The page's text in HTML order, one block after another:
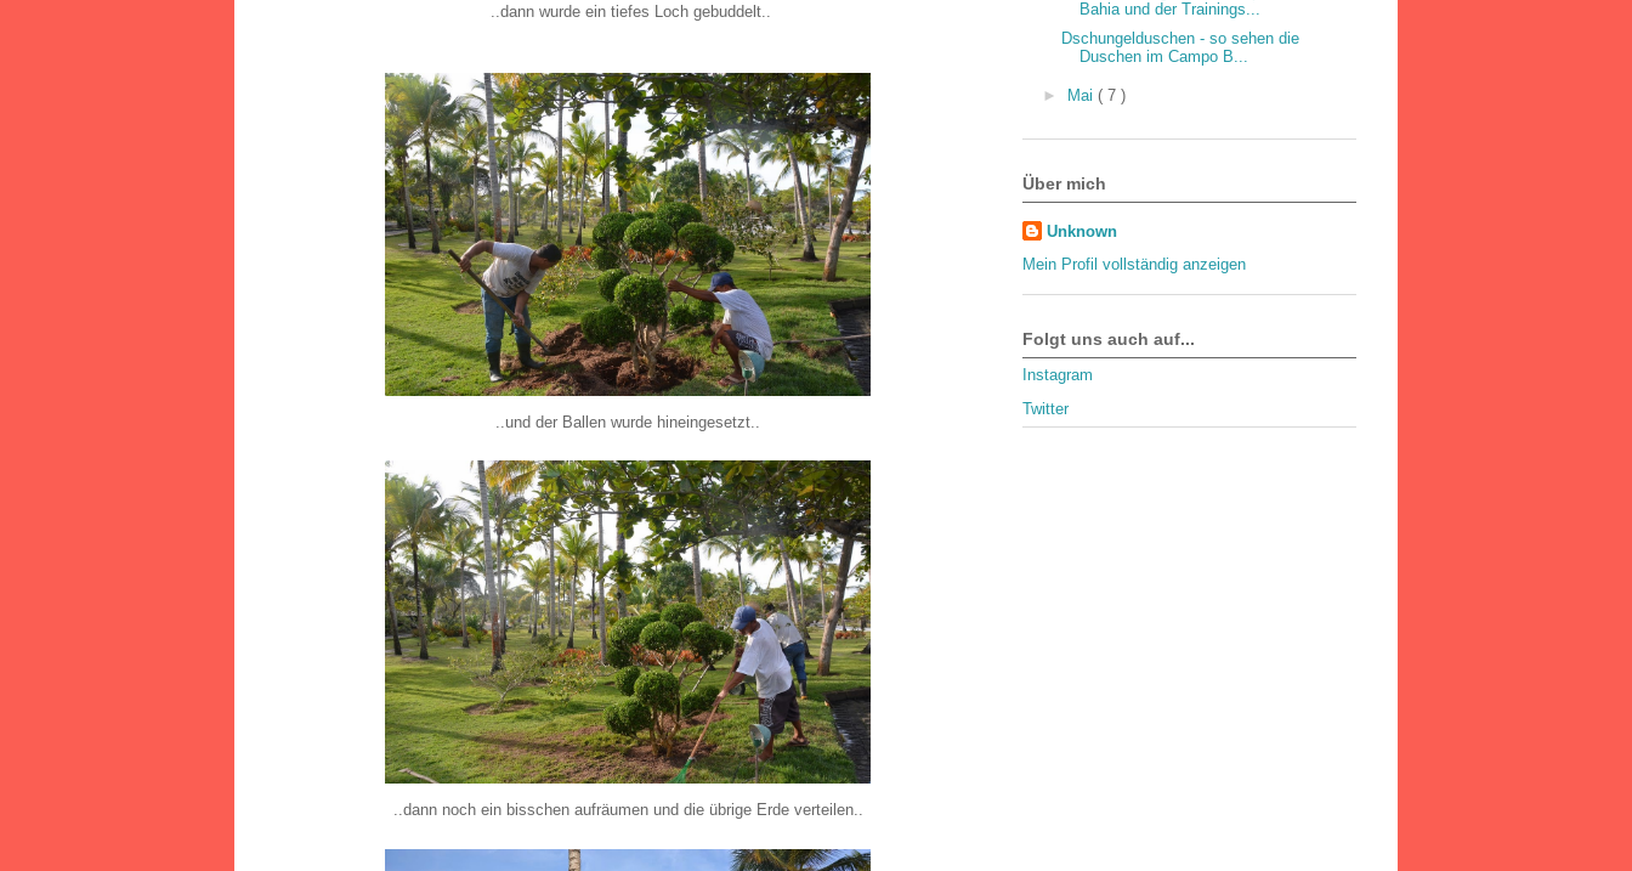
..dann wurde ein tiefes Loch gebuddelt..
..und der Ballen wurde hineingesetzt..
..dann noch ein bisschen aufräumen und die übrige Erde verteilen..
Bahia und der Trainings...
Dschungelduschen - so sehen die
Duschen im Campo B...
► Mai ( 7 )
Über mich
Unknown
Mein Profil vollständig anzeigen
Folgt uns auch auf...
Instagram
Twitter